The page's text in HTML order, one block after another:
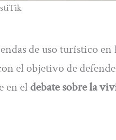
de uso turístico
el objetivo de
en eldebate sobre la